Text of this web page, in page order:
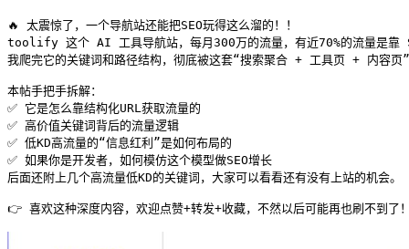
🔥 太震惊了，一个导航站还能把SEO玩得这么溜的！！
toolify 这个 AI 工具导航站，每月300万的流量，有近70%的流量是靠
我爬完它的关键词和路径结构，彻底被这套“搜索聚合 + 工具页 + 内容页
本帖手把手拆解：
✅ 它是怎么靠结构化URL获取流量的
✅ 高价值关键词背后的流量逻辑
✅ 低KD高流量的“信息红利”是如何布局的
✅ 如果你是开发者，如何模仿这个模型做SEO增长
后面还附上几个高流量低KD的关键词，大家可以看看还有没有上站的机会。
👉 喜欢这种深度内容，欢迎点赞+转发+收藏，不然以后可能再也刷不到了